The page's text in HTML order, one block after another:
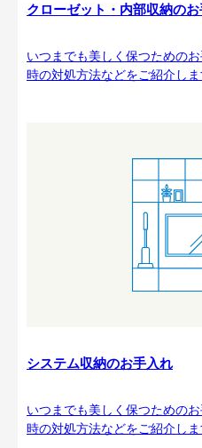
クローゼット・内部収納の
いつまでも美しく保つための
時の対処方法などをご紹介しま
システム収納のお手入れ
いつまでも美しく保つための
時の対処方法などをご紹介しま